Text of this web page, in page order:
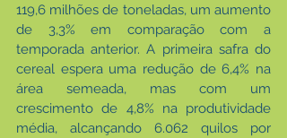
119,6 milhões de toneladas, um aumento
de 3,3% em comparação com a
temporada anterior. A primeira safra do
cereal espera uma redução de 6,4% na
área semeada, mas com um
crescimento de 4,8% na produtividade
média, alcançando 6.062 quilos por